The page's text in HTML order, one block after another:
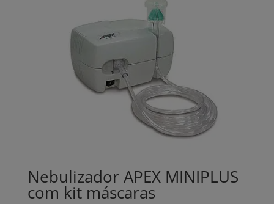
Nebulizador APEX MINIPLUS
com kit máscaras